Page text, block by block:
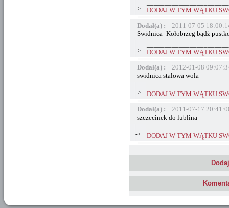
->
DODAJ W TYM WĄTKU
Dodał(a) :
2011-07-05
Swidnica -Kołobrzeg bądż
->
DODAJ W TYM WĄTKU
Dodał(a) :
2012-01-08
swidnica stalowa wola
->
DODAJ W TYM WĄTKU
Dodał(a) :
2011-07-17
szczecinek do lublina
->
DODAJ W TYM WĄTKU